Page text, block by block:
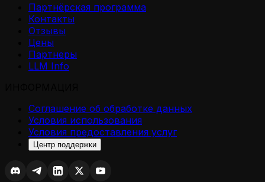
Партнёрская программа
Контакты
Отзывы
Цены
Партнеры
LLM Info
Соглашение об обработке данных
Условия использования
Условия предоставления услуг
Центр поддержки